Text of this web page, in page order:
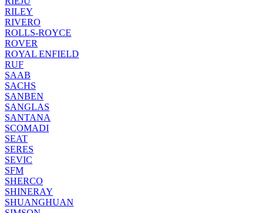
RILEY
RIVERO
ROLLS-ROYCE
ROVER
ROYAL ENFIELD
RUF
SAAB
SACHS
SANBEN
SANGLAS
SANTANA
SCOMADI
SEAT
SERES
SEVIC
SFM
SHERCO
SHINERAY
SHUANGHUAN